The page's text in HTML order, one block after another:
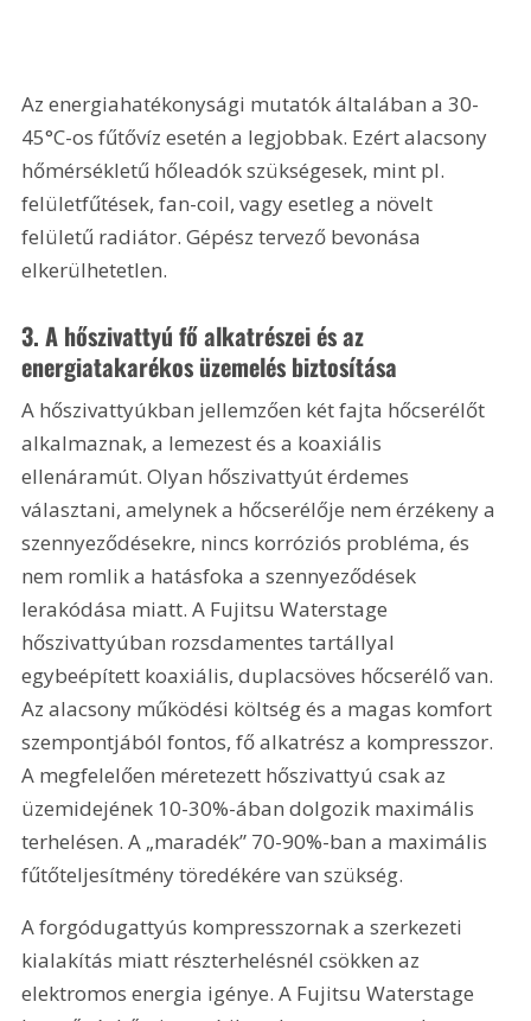
Az energiahatékonysági mutatók általában a 30-
45°C-os fűtővíz esetén a legjobbak. Ezért alacsony
hőmérsékletű hőleadók szükségesek, mint pl.
felületfűtések, fan-coil, vagy esetleg a növelt
felületű radiátor. Gépész tervező bevonása
elkerülhetetlen.
3. A hőszivattyú fő alkatrészei és az
energiatakarékos üzemelés biztosítása
A hőszivattyúkban jellemzően két fajta hőcserélőt
alkalmaznak, a lemezest és a koaxiális
ellenáramút. Olyan hőszivattyút érdemes
választani, amelynek a hőcserélője nem érzékeny a
szennyeződésekre, nincs korróziós probléma, és
nem romlik a hatásfoka a szennyeződések
lerakódása miatt. A Fujitsu Waterstage
hőszivattyúban rozsdamentes tartállyal
egybeépített koaxiális, duplacsöves hőcserélő van.
Az alacsony működési költség és a magas komfort
szempontjából fontos, fő alkatrész a kompresszor.
A megfelelően méretezett hőszivattyú csak az
üzemidejének 10-30%-ában dolgozik maximális
terhelésen. A „maradék” 70-90%-ban a maximális
fűtőteljesítmény töredékére van szükség.
A forgódugattyús kompresszornak a szerkezeti
kialakítás miatt részterhelésnél csökken az
elektromos energia igénye. A Fujitsu Waterstage